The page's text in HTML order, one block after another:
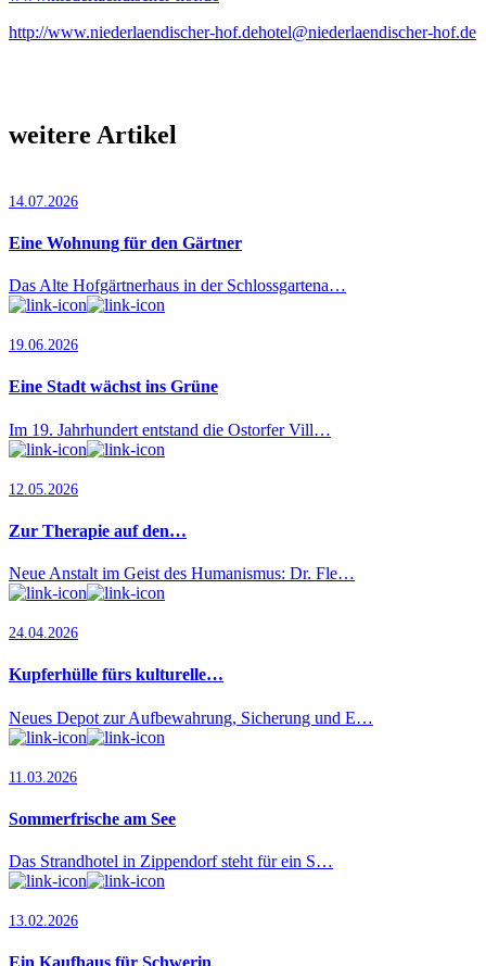
http://www.niederlaendischer-hof.dehotel@niederlaendischer-hof.de
weitere Artikel
14.07.2026
Eine Wohnung für den Gärtner
Das Alte Hofgärtnerhaus in der Schlossgartena…
19.06.2026
Eine Stadt wächst ins Grüne
Im 19. Jahrhundert entstand die Ostorfer Vill…
12.05.2026
Zur Therapie auf den…
Neue Anstalt im Geist des Humanismus: Dr. Fle…
24.04.2026
Kupferhülle fürs kulturelle…
Neues Depot zur Aufbewahrung, Sicherung und E…
11.03.2026
Sommerfrische am See
Das Strandhotel in Zippendorf steht für ein S…
13.02.2026